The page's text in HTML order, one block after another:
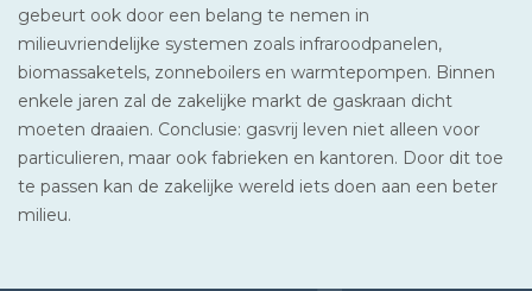
gebeurt ook door een belang te nemen in
milieuvriendelijke systemen zoals infraroodpanelen,
biomassaketels, zonneboilers en warmtepompen. Binnen
enkele jaren zal de zakelijke markt de gaskraan dicht
moeten draaien. Conclusie: gasvrij leven niet alleen voor
particulieren, maar ook fabrieken en kantoren. Door dit toe
te passen kan de zakelijke wereld iets doen aan een beter
milieu.